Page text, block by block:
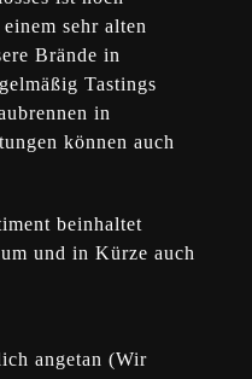
sehr alten
Brände in
Tastings
in
können auch
beinhaltet
und in Kürze auch
angetan (Wir